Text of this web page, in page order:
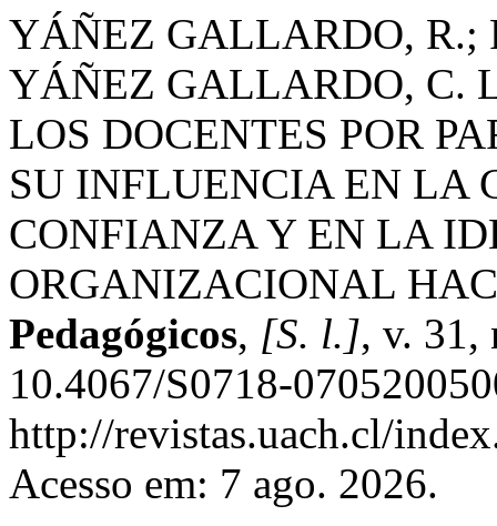
YÁÑEZ GALLARDO, R.;
YÁÑEZ GALLARDO, C.
LOS DOCENTES POR
SU INFLUENCIA EN LA
CONFIANZA Y EN LA
ORGANIZACIONAL
Pedagógicos, [S. l.], v. 31,
10.4067/S0718-
http://revistas.uach.cl/
Acesso em: 7 ago. 2026.